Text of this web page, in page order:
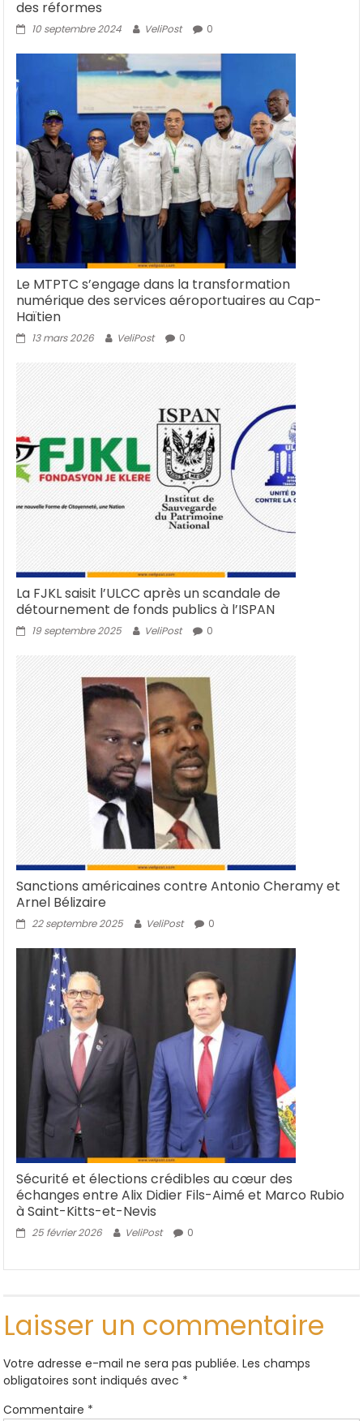
des réformes
10 septembre 2024 VeliPost 0
Le MTPTC s’engage dans la transformation
numérique des services aéroportuaires au Cap-
Haïtien
13 mars 2026 VeliPost 0
La FJKL saisit l’ULCC après un scandale de
détournement de fonds publics à l’ISPAN
19 septembre 2025 VeliPost 0
Sanctions américaines contre Antonio Cheramy et
Arnel Bélizaire
22 septembre 2025 VeliPost 0
Sécurité et élections crédibles au cœur des
échanges entre Alix Didier Fils-Aimé et Marco Rubio
à Saint-Kitts-et-Nevis
25 février 2026 VeliPost 0
Laisser un commentaire
Votre adresse e-mail ne sera pas publiée. Les champs
obligatoires sont indiqués avec *
Commentaire *